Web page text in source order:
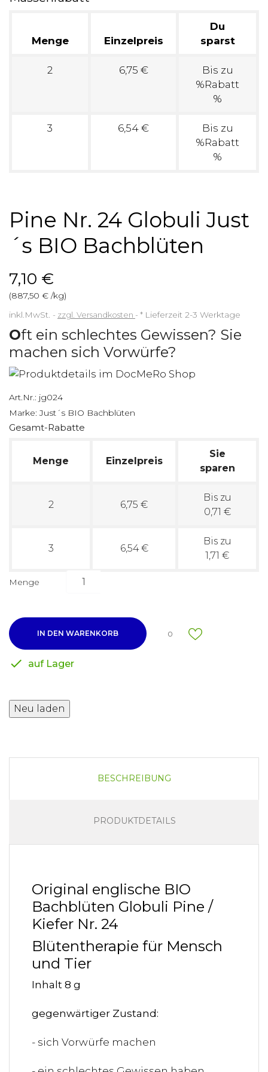
Menge Einzelpreis
Du
sparst
2 6,75 €
Bis zu
%Rabatt
%
3 6,54 €
Bis zu
%Rabatt
%
Pine Nr. 24 Globuli Just
´s BIO Bachblüten
7,10 €
(887,50 € /kg)
inkl.MwSt.
zzgl. Versandkosten * Lieferzeit 2-3 Werktage
Oft ein schlechtes Gewissen? Sie
machen sich Vorwürfe?
Art.Nr.: jg024
Marke: Just´s BIO Bachblüten
Gesamt-Rabatte
Menge Einzelpreis
Sie
sparen
2 6,75 €
Bis zu
0,71 €
3 6,54 €
Bis zu
1,71 €
Menge
IN DEN WARENKORB 0
 auf Lager
BESCHREIBUNG
PRODUKTDETAILS
Original englische BIO
Bachblüten Globuli Pine /
Kiefer Nr. 24
Blütentherapie für Mensch
und Tier
Inhalt 8 g
gegenwärtiger Zustand:
- sich Vorwürfe machen